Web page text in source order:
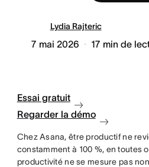
Lydia Rajteric
7 mai 2026 17 min de
Essai gratuit
Regarder la démo
Chez Asana, être productif ne
constamment à 100 %, en toutes
productivité ne se mesure pas